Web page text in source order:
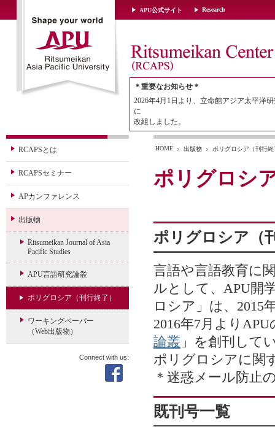
APU公式サイト Research
＊重要なお知らせ＊
2026年4月1日より、立命館アジア太平洋
に
改組しました。
HOME 出版物 ポリグロシア（刊行終
ポリグロシ
ポリグロシア（
言語や言語教育に
ルとして、APU開
ロシア」は、2015
2016年7月より
論叢 」を創刊して
ポリグロシアに関
＊迷惑メール防止
既刊号一覧
RCAPSとは
RCAPSセミナー
APカンファレンス
出版物
Ritsumeikan Journal of Asia
Pacific Studies
APU言語研究論叢
ポリグロシア（刊行終了）
ワーキングペーパー
（Web出版物）
Connect with us: